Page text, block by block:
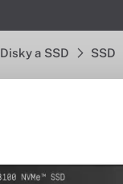
Disky a SSD SSD